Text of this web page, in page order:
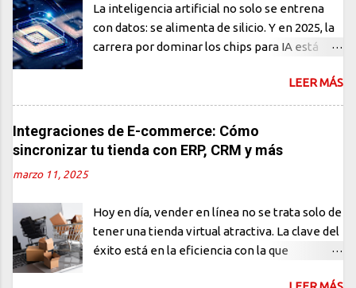
artificial generativa ha generado una ola de
entusiasmo… y también de ansiedad. Frases
como "la IA ya escribe código mejor que tú" o
años" se han vuelto comunes en redes
sociales y foros técnicos. Pero, ¿qué tan cierto
es todo esto? La realidad es más matizada. Sí,
la IA puede generar código. Puede ayudar a
mismo que desarrollar software. ¿Qué puede
hacer la...
La inteligencia artificial no solo se entrena
con datos: se alimenta de silicio. Y en 2025, la
carrera por dominar los chips para IA está
Qualcomm presentan arquitecturas que no
solo prometen más velocidad, sino también
eficiencia energética, capacidad edge y, sobre
todo, soberanía tecnológica. Mientras el
software generativo se roba los titulares, el
Blackwell B200 de NVIDIA es la joya de la
corona. Diseñado especialmente para cargas
de trabajo de IA generativa a gran escala, su
LEER MÁS
Integraciones de E-commerce: Cómo
sincronizar tu tienda con ERP, CRM y más
marzo 11, 2025
Hoy en día, vender en línea no se trata solo de
tener una tienda virtual atractiva. La clave del
éxito está en la eficiencia con la que